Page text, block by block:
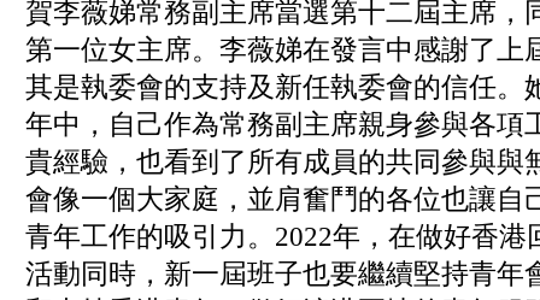
賀李薇娣常務副主席當選第十二屆主席，
第一位女主席。李薇娣在發言中感謝了上
其是執委會的支持及新任執委會的信任。
年中，自己作為常務副主席親身參與各項
貴經驗，也看到了所有成員的共同參與與
會像一個大家庭，並肩奮鬥的各位也讓自
青年工作的吸引力。2022年，在做好香港
活動同時，新一屆班子也要繼續堅持青年